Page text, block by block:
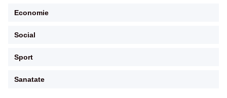
Economie
Social
Sport
Sanatate